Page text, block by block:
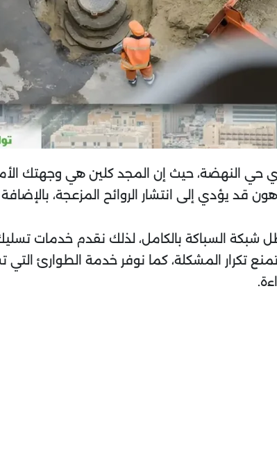
حي النهضة، حيث إن المجد كلين هي وجهتك
قد يؤدي إلى انتشار الروائح المزعجة،
شبكة السباكة بالكامل، لذلك نقدم خدمات
تكرار المشكلة، كما نوفر خدمة الطوارئ